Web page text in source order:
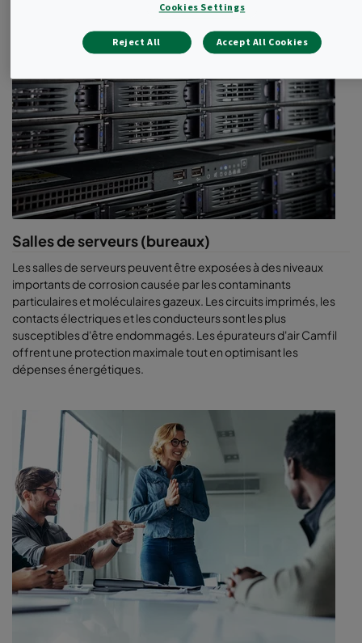
Des études montrent qu'une bonnequalité de l'air intérieur
effet positif sur la productivité des employés. Ils sont plus
alertes. Ils démontrent de meilleures performances cognitives
améliorer leur état de santé général. Cela se traduit par une
réduction des congés maladie et une amélioration du bien-être.
Comment vous pouvez améliorer
la qualité de l'air intérieur et la
productivité
Prenez des mesures préventives - entretenez et
inspectez régulièrement vos purificateurs d’air et vos
filtres, ainsi que vos systèmes de chauffage et de
substances polluantes.
Analysez les variables telles que les émissions de dioxyde
de carbone, l'humidité, le débit d'air et la température
pour déterminer s'il existe un problème de qualité de l'air.
Sur la base de cette analyse, créez un profil d’air intérieur
qui inclut les sources potentielles de pollution de l’air
intérieur et une stratégie de gestion de l’air intérieur.
et éliminées du bâtiment grâce à une ventilation
adéquate.
Utilisez des systèmes de filtration pour purifier l'air des
substances polluantes restantes.
Mettez à niveau votre système CVC lorsque votre
bâtiment subit des modifications.
Salles de serveurs (bureaux)
Les salles de serveurs peuvent être exposées à des niveaux
importants de corrosion causée par les contaminants
particulaires et moléculaires gazeux. Les circuits imprimés, les
contacts électriques et les conducteurs sont les plus
susceptibles d'être endommagés. Les épurateurs d'air Camfil
offrent une protection maximale tout en optimisant les
dépenses énergétiques.
Cookies Settings
Reject All Accept All Cookies